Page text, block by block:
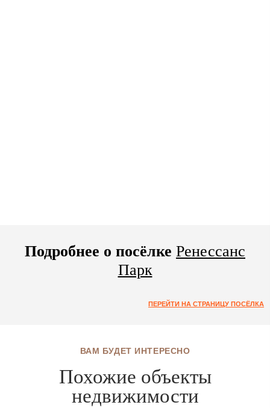
Подробнее о посёлке Ренессанс
Парк
ПЕРЕЙТИ НА СТРАНИЦУ ПОСЁЛКА
ВАМ БУДЕТ ИНТЕРЕСНО
Похожие объекты
недвижимости